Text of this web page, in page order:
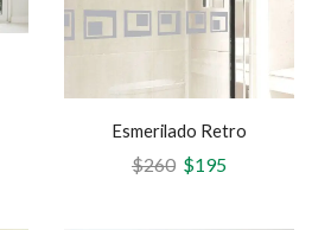
Esmerilado Retro
$260 $195